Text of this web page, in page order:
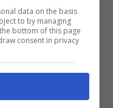
data on the basis
to by managing
bottom of this page
consent in privacy